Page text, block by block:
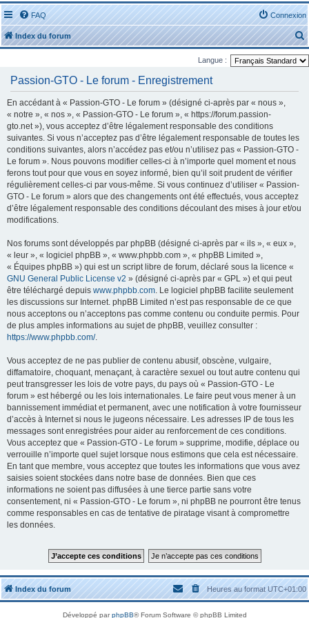
FAQ Connexion
Index du forum
e
c
Langue :
Passion-GTO - Le forum - Enregistrement
En accédant à « Passion-GTO - Le forum » (désigné ci-après par « nous »,
« notre », « nos », « Passion-GTO - Le forum », « https://forum.passion-
gto.net »), vous acceptez d’être légalement responsable des conditions
suivantes. Si vous n’acceptez pas d’être légalement responsable de toutes les
conditions suivantes, alors n’accédez pas et/ou n’utilisez pas « Passion-GTO -
Le forum ». Nous pouvons modifier celles-ci à n’importe quel moment et nous
ferons tout pour que vous en soyez informé, bien qu’il soit prudent de vérifier
régulièrement celles-ci par vous-même. Si vous continuez d’utiliser « Passion-
GTO - Le forum » alors que des changements ont été effectués, vous acceptez
d’être légalement responsable des conditions découlant des mises à jour et/ou
modifications.
Nos forums sont développés par phpBB (désigné ci-après par « ils », « eux »,
« leur », « logiciel phpBB », « www.phpbb.com », « phpBB Limited »,
« Équipes phpBB ») qui est un script libre de forum, déclaré sous la licence «
GNU General Public License v2 » (désigné ci-après par « GPL ») et qui peut
être téléchargé depuis www.phpbb.com. Le logiciel phpBB facilite seulement
les discussions sur Internet. phpBB Limited n’est pas responsable de ce que
nous acceptons ou n’acceptons pas comme contenu ou conduite permis. Pour
de plus amples informations au sujet de phpBB, veuillez consulter :
https://www.phpbb.com/.
Vous acceptez de ne pas publier de contenu abusif, obscène, vulgaire,
diffamatoire, choquant, menaçant, à caractère sexuel ou tout autre contenu qui
peut transgresser les lois de votre pays, du pays où « Passion-GTO - Le
forum » est hébergé ou les lois internationales. Le faire peut vous mener à un
bannissement immédiat et permanent, avec une notification à votre fournisseur
d’accès à Internet si nous le jugeons nécessaire. Les adresses IP de tous les
messages sont enregistrées pour aider au renforcement de ces conditions.
Vous acceptez que « Passion-GTO - Le forum » supprime, modifie, déplace ou
verrouille n’importe quel sujet lorsque nous estimons que cela est nécessaire.
En tant que membre, vous acceptez que toutes les informations que vous avez
saisies soient stockées dans notre base de données. Bien que ces
informations ne soient pas diffusées à une tierce partie sans votre
consentement, ni « Passion-GTO - Le forum », ni phpBB ne pourront être tenus
comme responsables en cas de tentative de piratage visant à compromettre
les données.
Index du forum Heures au formatUTC+01:00
Développé parphpBB® Forum Software © phpBB Limited